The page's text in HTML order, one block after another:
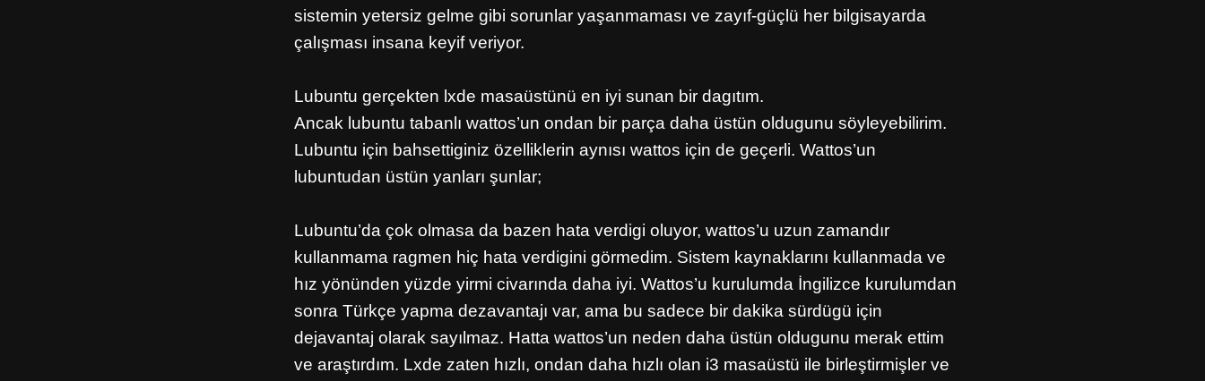
sistemin yetersiz gelme gibi sorunlar yaşanmaması ve zayıf-güçlü her bilgisayarda
çalışması insana keyif veriyor.
Lubuntu gerçekten lxde masaüstünü en iyi sunan bir dagıtım.
Ancak lubuntu tabanlı wattos’un ondan bir parça daha üstün oldugunu söyleyebilirim.
Lubuntu için bahsettiginiz özelliklerin aynısı wattos için de geçerli. Wattos’un
lubuntudan üstün yanları şunlar;
Lubuntu’da çok olmasa da bazen hata verdigi oluyor, wattos’u uzun zamandır
kullanmama ragmen hiç hata verdigini görmedim. Sistem kaynaklarını kullanmada ve
hız yönünden yüzde yirmi civarında daha iyi. Wattos’u kurulumda İngilizce kurulumdan
sonra Türkçe yapma dezavantajı var, ama bu sadece bir dakika sürdügü için
dejavantaj olarak sayılmaz. Hatta wattos’un neden daha üstün oldugunu merak ettim
ve araştırdım. Lxde zaten hızlı, ondan daha hızlı olan i3 masaüstü ile birleştirmişler ve